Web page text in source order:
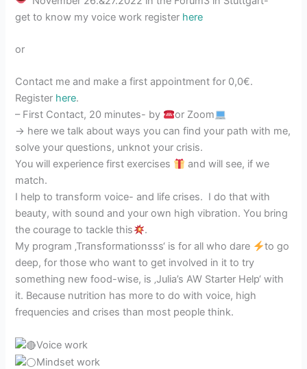
get to know my voice work register here
or
Contact me and make a first appointment for 0,0€.
Register here.
– First Contact, 20 minutes- by
or Zoom
-> here we talk about ways you can find your path with me,
solve your questions, unknot your crisis.
You will experience first exercises
and will see, if we
match.
I help to transform voice- and life crises. I do that with
beauty, with sound and your own high vibration. You bring
the courage to tackle this
.
My program ‚Transformationsss‘ is for all who dare
to go
deep, for those who want to get involved in it to try
something new food-wise, is ‚Julia’s AW Starter Help‘ with
it. Because nutrition has more to do with voice, high
frequencies and crises than most people think.
Voice work
Mindset work